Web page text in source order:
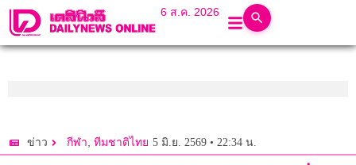
6 ส.ค. 2026
ข่าว กีฬา, ทีมชาติไทย 5 มิ.ย. 2569 • 22:34 น.